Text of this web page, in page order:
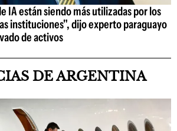
IA están siendo más utilizadas por los
instituciones", dijo experto paraguayo
de activos
DE ARGENTINA